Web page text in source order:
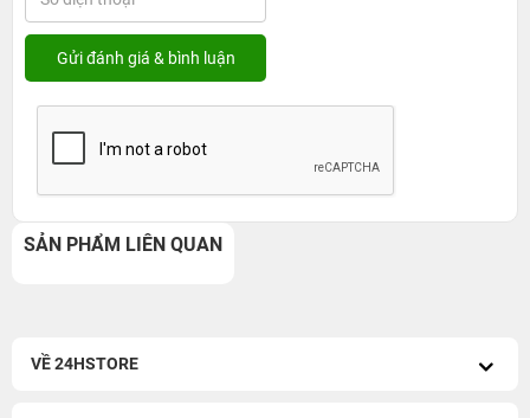
SẢN PHẨM LIÊN QUAN
VỀ 24HSTORE